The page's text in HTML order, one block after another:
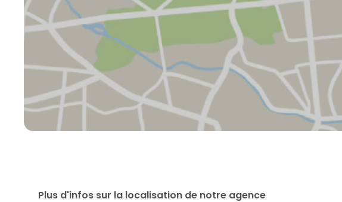
Plus d'infos sur la localisation de notre agence